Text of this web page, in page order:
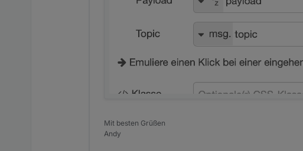
Mit besten Grüßen
Andy